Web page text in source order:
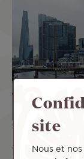
Satisfait de ce
« Oui, l’objectif
site
Nous et